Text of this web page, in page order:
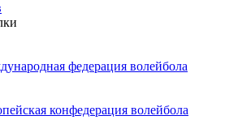
федерация волейбола
конфедерация волейбола